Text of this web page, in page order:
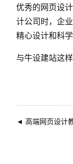
优秀的网页设
计公司时，企
精心设计和科
与牛设建站这
◄ 高端网页设计